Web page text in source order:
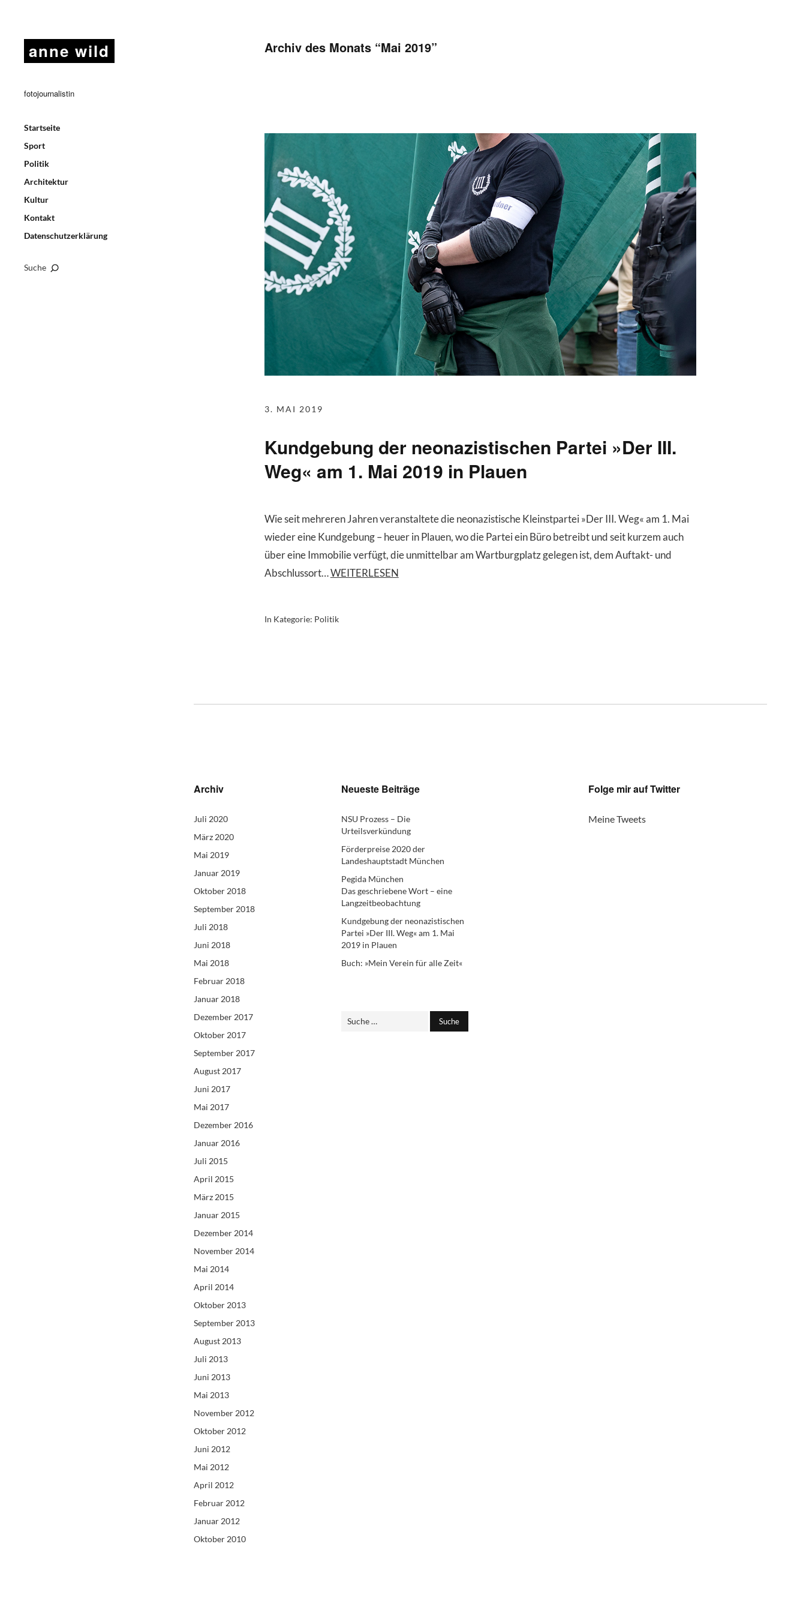
anne wild
fotojournalistin
Startseite
Sport
Politik
Architektur
Kultur
Kontakt
Datenschutzerklärung
Suche
Archiv des Monats “Mai 2019”
3. MAI 2019
Kundgebung der neonazistischen Partei »Der III.
Weg« am 1. Mai 2019 in Plauen
Wie seit mehreren Jahren veranstaltete die neonazistische Kleinstpartei »Der III. Weg« am 1. Mai
wieder eine Kundgebung – heuer in Plauen, wo die Partei ein Büro betreibt und seit kurzem auch
über eine Immobilie verfügt, die unmittelbar am Wartburgplatz gelegen ist, dem Auftakt- und
Abschlussort…WEITERLESEN
In Kategorie: Politik
Archiv
Juli 2020
März 2020
Mai 2019
Januar 2019
Oktober 2018
September 2018
Juli 2018
Juni 2018
Mai 2018
Februar 2018
Januar 2018
Dezember 2017
Oktober 2017
September 2017
August 2017
Juni 2017
Mai 2017
Dezember 2016
Januar 2016
Juli 2015
April 2015
März 2015
Januar 2015
Dezember 2014
November 2014
Mai 2014
April 2014
Oktober 2013
September 2013
August 2013
Juli 2013
Juni 2013
Mai 2013
November 2012
Oktober 2012
Juni 2012
Mai 2012
April 2012
Februar 2012
Januar 2012
Oktober 2010
Neueste Beiträge
NSU Prozess – Die
Urteilsverkündung
Förderpreise 2020 der
Landeshauptstadt München
Pegida München
Das geschriebene Wort – eine
Langzeitbeobachtung
Kundgebung der neonazistischen
Partei »Der III. Weg« am 1. Mai
2019 in Plauen
Buch: »Mein Verein für alle Zeit«
Folge mir auf Twitter
Meine Tweets